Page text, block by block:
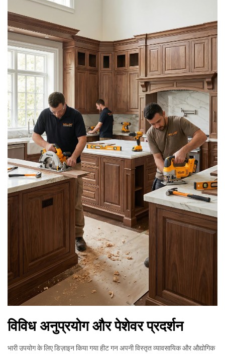
विविध अनुप्रयोग और पेशेवर प्रदर्शन
भारी उपयोग के लिए डिज़ाइन किया गया हीट गन अपनी विस्तृत व्यावसायिक और औद्योगिक